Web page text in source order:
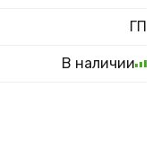
ГП
В наличии